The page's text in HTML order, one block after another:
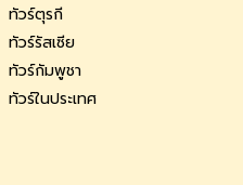
ทัวร์ตุรกี
ทัวร์รัสเซีย
ทัวร์กัมพูชา
ทัวร์ในประเทศ